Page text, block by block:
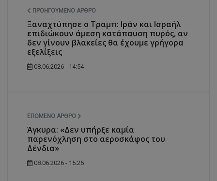
ΠΡΟΗΓΟΎΜΕΝΟ ΆΡΘΡΟ
Ξαναχτύπησε ο Τραμπ: Ιράν και Ισραήλ
επιδιώκουν άμεση κατάπαυση πυρός, αν
δεν γίνουν βλακείες θα έχουμε γρήγορα
εξελίξεις
08.06.2026 - 14:54
ΕΠΌΜΕΝΟ ΆΡΘΡΟ
Άγκυρα: «Δεν υπήρξε καμία
παρενόχληση στο αεροσκάφος του
Δένδια»
08.06.2026 - 15:26